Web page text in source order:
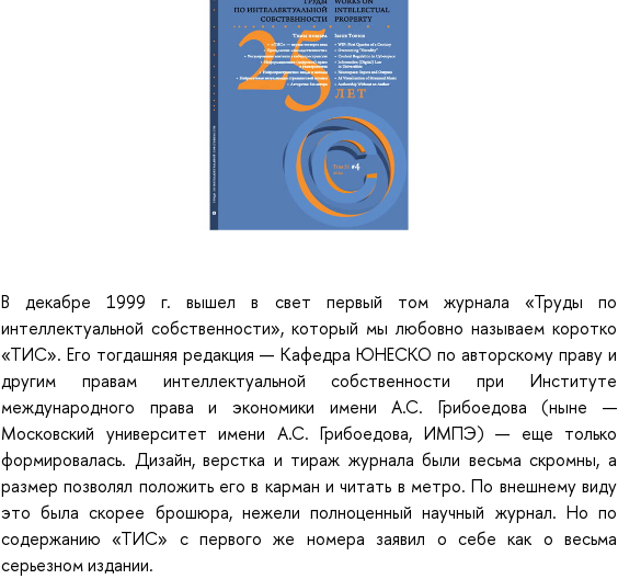
В декабре 1999 г. вышел в свет первый том журнала «Труды по
интеллектуальной собственности», который мы любовно называем коротко
«ТИС». Его тогдашняя редакция — Кафедра ЮНЕСКО по авторскому праву и
другим правам интеллектуальной собственности при Институте
международного права и экономики имени А.С. Грибоедова (ныне —
Московский университет имени А.С. Грибоедова, ИМПЭ) — еще только
формировалась. Дизайн, верстка и тираж журнала были весьма скромны, а
размер позволял положить его в карман и читать в метро. По внешнему виду
это была скорее брошюра, нежели полноценный научный журнал. Но по
содержанию «ТИС» с первого же номера заявил о себе как о весьма
серьезном издании.